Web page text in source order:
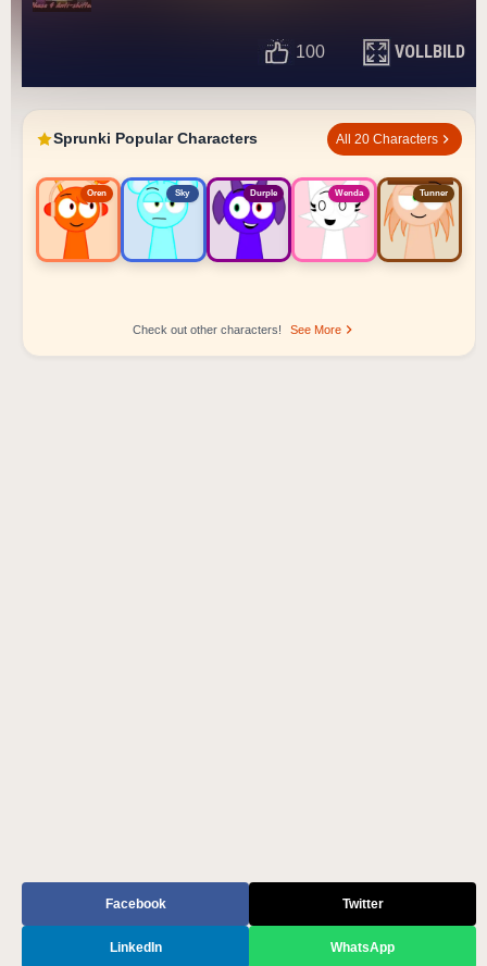
100 VOLLBILD
Sprunki Popular Characters All 20 Characters
Oren Sky Durple Wenda Tunner
Check out other characters! See More
Sprunki Popular Character Ranking
Facebook Twitter
LinkedIn WhatsApp